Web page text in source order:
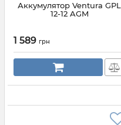
Аккумулятор Ventura GPL
12-12 AGM
1 589 грн